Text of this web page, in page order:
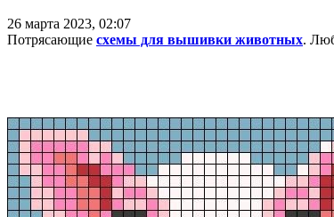
26 марта 2023, 02:07
Потрясающие схемы для вышивки животных.